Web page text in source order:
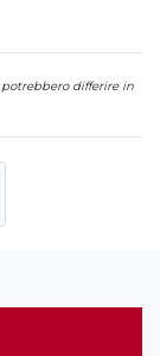
differire in